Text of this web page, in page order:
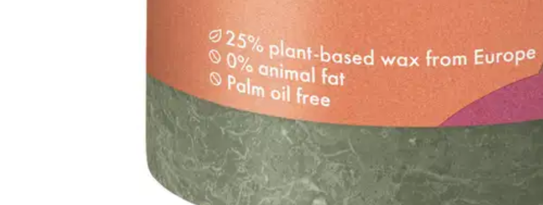
Ovatko tuotetiedot riittävät? Jos tuotetiedoissa on puutteita tai niitä voisi muuten parantaa, anna palautetta.